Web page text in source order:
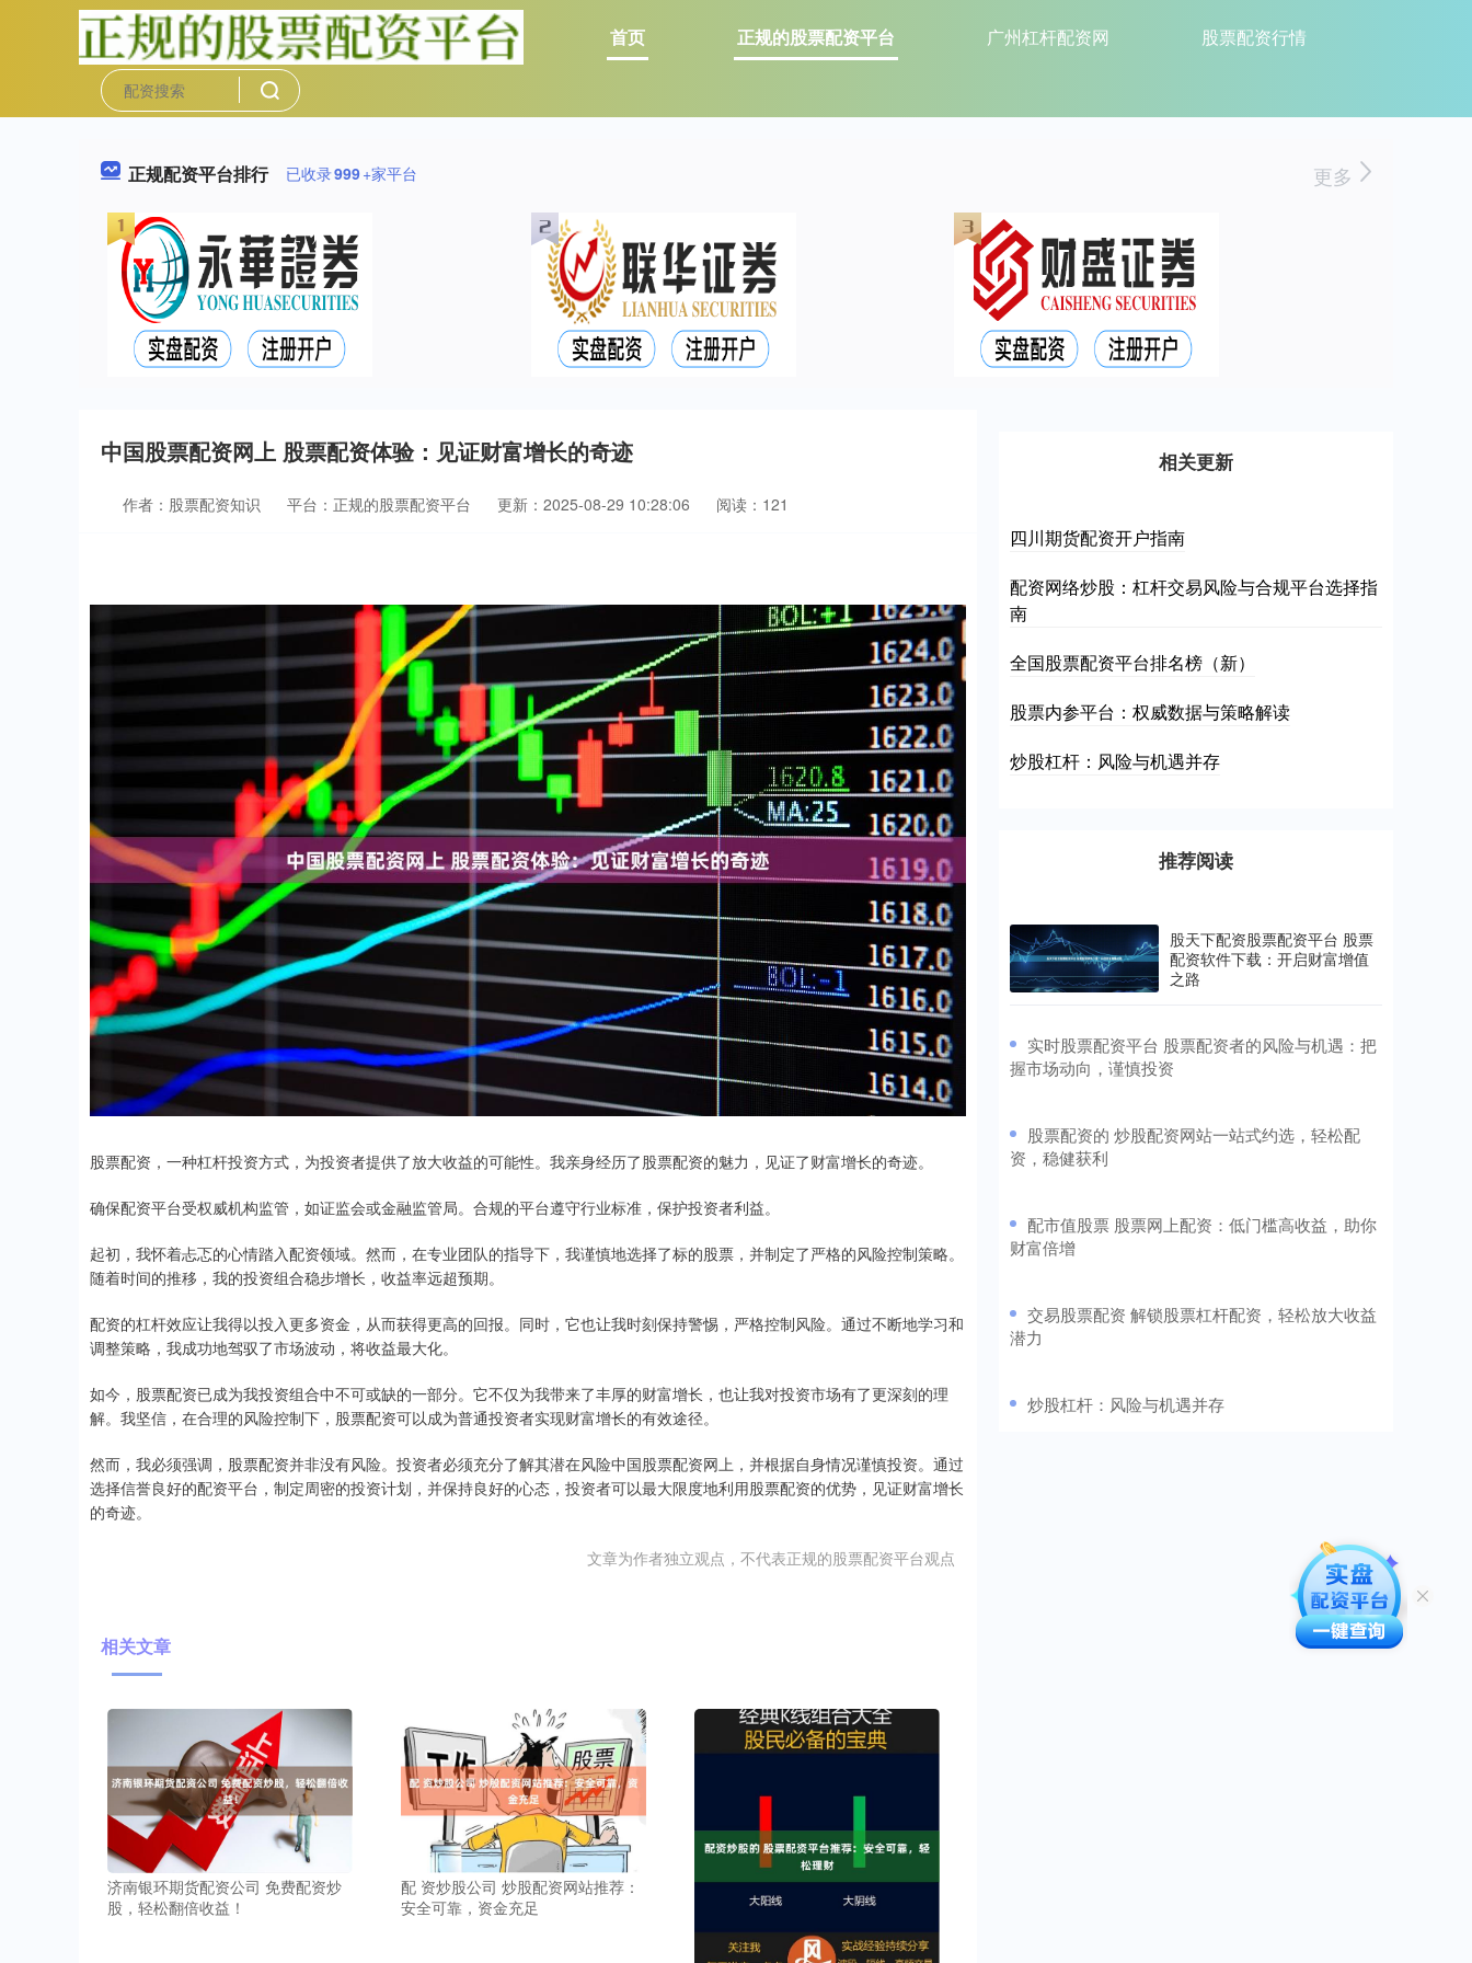
首页 正规的股票配资平台 广州杠杆配资网 股票配资行情
正规配资平台排行 已收录999+家平台 更多
中国股票配资网上 股票配资体验：见证财富增长的奇迹
作者：股票配资知识 平台：正规的股票配资平台 更新：2025-08-29 10:28:06 阅读：121
股票配资，一种杠杆投资方式，为投资者提供了放大收益的可能性。我亲身经历了股票配资的魅力，见证了财富增长的奇迹。
确保配资平台受权威机构监管，如证监会或金融监管局。合规的平台遵守行业标准，保护投资者利益。
起初，我怀着忐忑的心情踏入配资领域。然而，在专业团队的指导下，我谨慎地选择了标的股票，并制定了严格的风险控制策略。
随着时间的推移，我的投资组合稳步增长，收益率远超预期。
配资的杠杆效应让我得以投入更多资金，从而获得更高的回报。同时，它也让我时刻保持警惕，严格控制风险。通过不断地学习和
调整策略，我成功地驾驭了市场波动，将收益最大化。
如今，股票配资已成为我投资组合中不可或缺的一部分。它不仅为我带来了丰厚的财富增长，也让我对投资市场有了更深刻的理
解。我坚信，在合理的风险控制下，股票配资可以成为普通投资者实现财富增长的有效途径。
然而，我必须强调，股票配资并非没有风险。投资者必须充分了解其潜在风险中国股票配资网上，并根据自身情况谨慎投资。通过
选择信誉良好的配资平台，制定周密的投资计划，并保持良好的心态，投资者可以最大限度地利用股票配资的优势，见证财富增长
的奇迹。
文章为作者独立观点，不代表正规的股票配资平台观点
相关文章
济南银环期货配资公司 免费配资炒
股，轻松翻倍收益！
配 资炒股公司 炒股配资网站推荐：
安全可靠，资金充足
相关更新
四川期货配资开户指南
配资网络炒股：杠杆交易风险与合规平台选择指
南
全国股票配资平台排名榜（新）
股票内参平台：权威数据与策略解读
炒股杠杆：风险与机遇并存
推荐阅读
股天下配资股票配资平台 股票
配资软件下载：开启财富增值
之路
​实时股票配资平台 股票配资者的风险与机遇：把
握市场动向，谨慎投资
​股票配资的 炒股配资网站一站式约选，轻松配
资，稳健获利
​配市值股票 股票网上配资：低门槛高收益，助你
财富倍增
​交易股票配资 解锁股票杠杆配资，轻松放大收益
潜力
​炒股杠杆：风险与机遇并存